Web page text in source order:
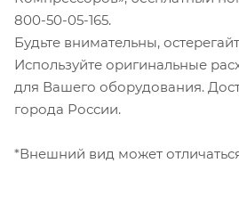
800-50-05-165.
Будьте внимательны,
Используйте оригинальные
для Вашего оборудования.
города России.
*Внешний вид может